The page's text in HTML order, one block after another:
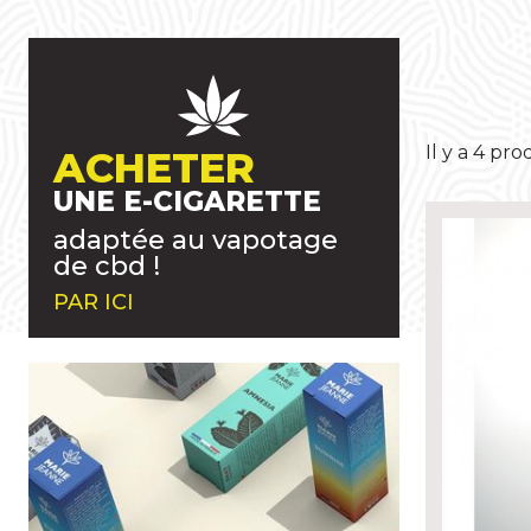
VAPE CBD
HUILES CBD ANIMAUX
FLEURS CBD
VAPORISATEURS PORTABLES
MOULIN À HERBES
KLEANER
ACHETER
UNE E-CIGARETTE
adaptée au vapotage
de cbd !
PAR ICI
Il y a 4